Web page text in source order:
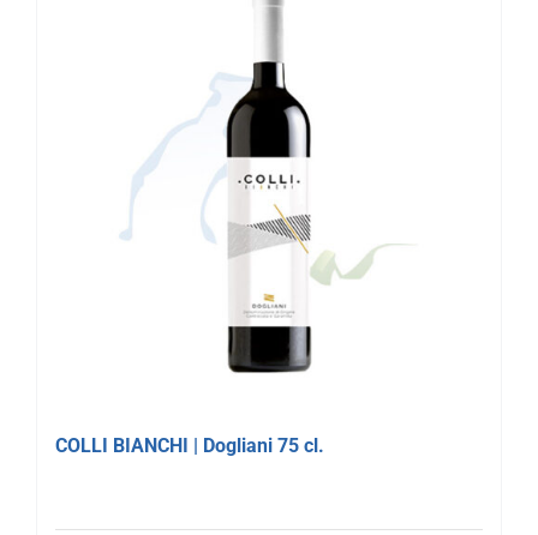
COLLI BIANCHI | Dogliani 75 cl.